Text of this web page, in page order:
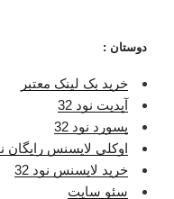
دوستان :
خرید بک لینک معتبر
آپدیت نود 32
پسورد نود 32
اوکلی لایسنس رایگان نود
خرید لایسنس نود 32
سئو سایت